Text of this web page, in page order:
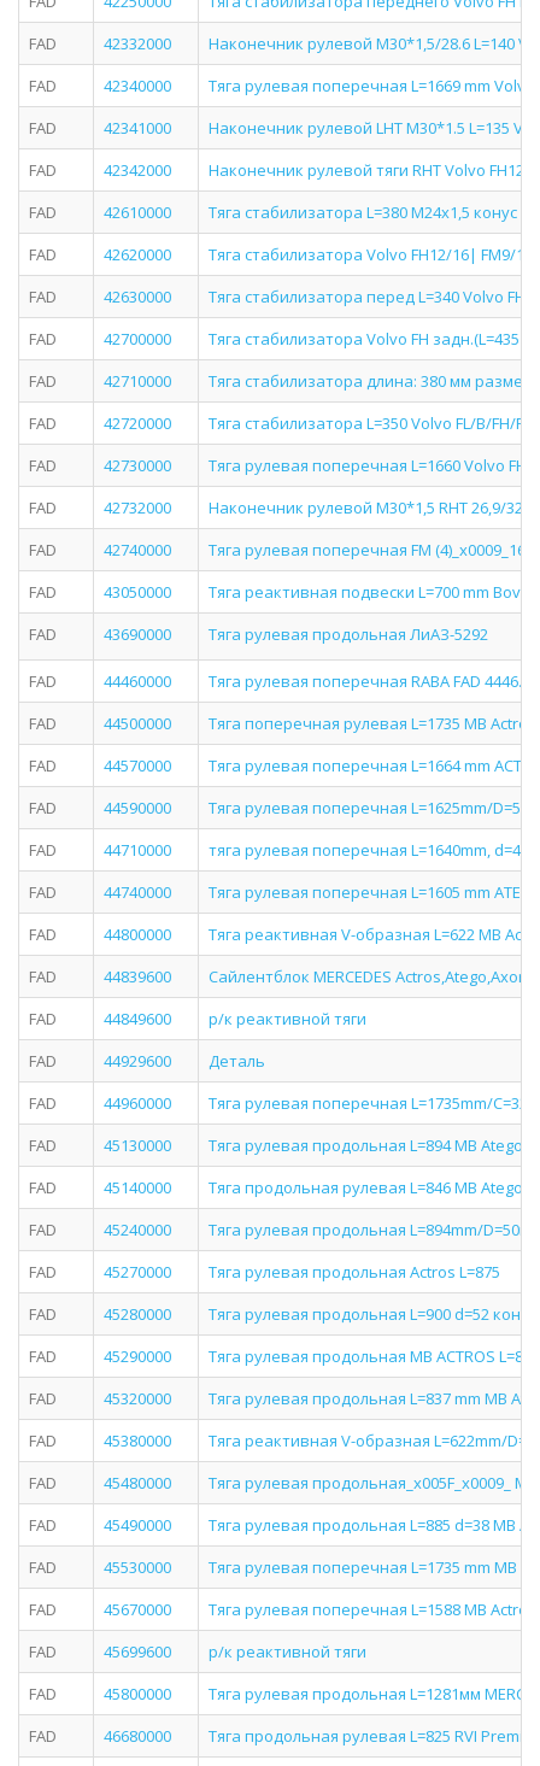
FAD
42332000
Наконечник рулевой M30*1,5/28.6 L=140
FAD
42340000
Тяга рулевая поперечная L=1669 mm Volvo
FAD
42341000
Наконечник рулевой LHT M30*1.5 L=135
FAD
42342000
Наконечник рулевой тяги RHT Volvo FH12/
FAD
42610000
Тяга стабилизатора L=380 M24x1,5 конус
FAD
42620000
Тяга стабилизатора Volvo FH12/16| FM9/12
FAD
42630000
Тяга стабилизатора перед L=340 Volvo FH/
FAD
42700000
Тяга стабилизатора Volvo FH задн.(L=435 )
FAD
42710000
Тяга стабилизатора длина: 380 мм
FAD
42720000
Тяга стабилизатора L=350 Volvo FL/B/FH/
FAD
42730000
Тяга рулевая поперечная L=1660 Volvo FH/
FAD
42732000
Наконечник рулевой M30*1,5 RHT 26,9/32,2
FAD
42740000
Тяга рулевая поперечная FM
FAD
43050000
Тяга реактивная подвески L=700 mm Bova
FAD
43690000 Тяга рулевая продольная ЛиАЗ-5292
FAD 44460000
Тяга рулевая поперечная RABA FAD
FAD
44500000
Тяга поперечная рулевая L=1735 MB
FAD
44570000
Тяга рулевая поперечная L=1664 mm
FAD
44590000
Тяга рулевая поперечная L=1625mm/
FAD
44710000
тяга рулевая поперечная L=1640mm,
FAD
44740000
Тяга рулевая поперечная L=1605 mm
FAD
44800000
Тяга реактивная V-образная L=622 MB
FAD
44839600
Сайлентблок MERСEDES
FAD
44849600
р/к реактивной тяги
FAD
44929600
Деталь
FAD
44960000
Тяга рулевая поперечная L=1735mm/
FAD
45130000
Тяга рулевая продольная L=894 MB Atego
FAD
45140000
Тяга продольная рулевая L=846 MB Atego
FAD
45240000
Тяга рулевая продольная L=894mm/
FAD
45270000
Тяга рулевая продольная Actros L=875
FAD
45280000
Тяга рулевая продольная L=900 d=52
FAD
45290000
Тяга рулевая продольная MB ACTROS
FAD
45320000
Тяга рулевая продольная L=837 mm MB
FAD
45380000
Тяга реактивная V-образная L=622mm/
FAD
45480000
Тяга рулевая продольная_x005F_x0009_ MB
FAD
45490000
Тяга рулевая продольная L=885 d=38 MB
FAD
45530000
Тяга рулевая поперечная L=1735 mm MB
FAD
45670000
Тяга рулевая поперечная L=1588 MB
FAD
45699600
р/к реактивной тяги
FAD
45800000
Тяга рулевая продольная L=1281мм
FAD
46680000
Тяга продольная рулевая L=825 RVI